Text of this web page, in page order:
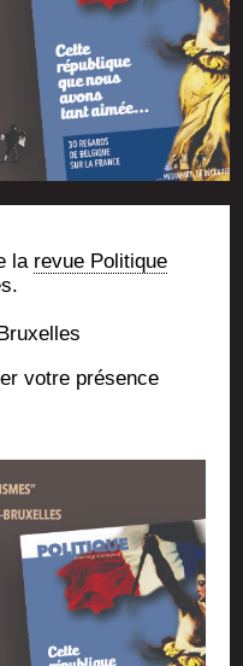
la revue Poli­tique
votre pré­sence